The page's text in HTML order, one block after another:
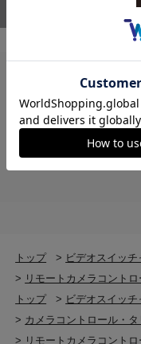
端子部
TALLY端子
DSUB 9ピン
電源端子
DC電源 （同梱AC
SERIAL端子
レビ
トップ > ビデオスイッ
> リモートカメラコント
トップ
> ビデオスイッ
> カメラコントロール・タ
> リモートカメラコント